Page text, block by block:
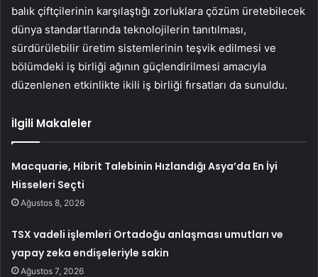
balık çiftçilerinin karşılaştığı zorluklara çözüm üretebilecek
dünya standartlarında teknolojilerin tanıtılması,
sürdürülebilir üretim sistemlerinin teşvik edilmesi ve
bölümdeki iş birliği ağının güçlendirilmesi amacıyla
düzenlenen etkinlikte ikili iş birliği fırsatları da sunuldu.
İlgili Makaleler
Macquarie, Hibrit Talebinin Hızlandığı Asya’da En İyi
Hisseleri Seçti
Ağustos 8, 2026
TSX vadeli işlemleri Ortadoğu anlaşması umutları ve
yapay zeka endişeleriyle sakin
Ağustos 7, 2026